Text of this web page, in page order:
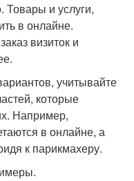
и услуги,
в онлайне.
визиток и
учитывайте
которые
Например,
в онлайне, а
к парикмахеру.